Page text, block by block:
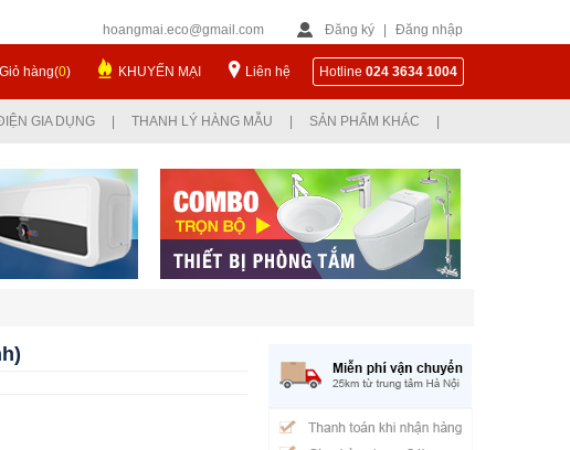
hoangmai.eco@gmail.com Đăng ký Đăng nhập
Giỏ hàng(0) KHUYẾN MẠI Liên hệ Hotline 024 3634 1004
GIA DỤNG THANH LÝ HÀNG MẪU SẢN PHẨM KHÁC